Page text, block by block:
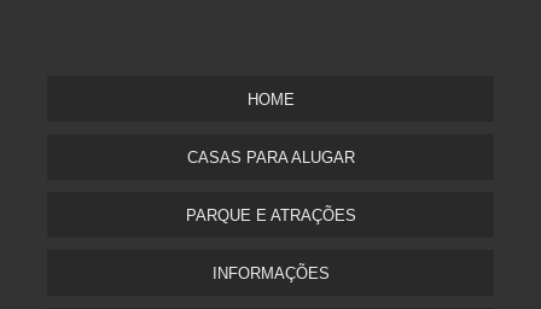
HOME
CASAS PARA ALUGAR
PARQUE E ATRAÇÕES
INFORMAÇÕES